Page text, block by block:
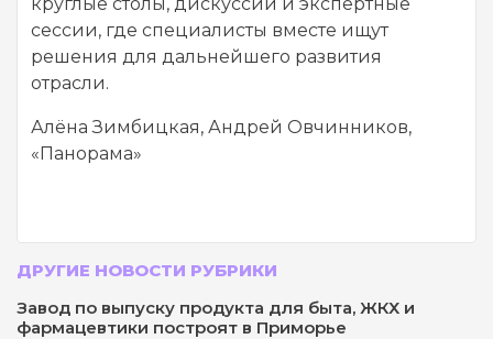
сессии, где специалисты вместе ищут
решения для дальнейшего развития
отрасли.
Алёна Зимбицкая, Андрей Овчинников,
«Панорама»
ДРУГИЕ НОВОСТИ РУБРИКИ
Завод по выпуску продукта для быта, ЖКХ и
фармацевтики построят в Приморье